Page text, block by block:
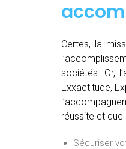
Certes, la
sociétés. Or,
Exxactitude,
réussite et
Sécuriser